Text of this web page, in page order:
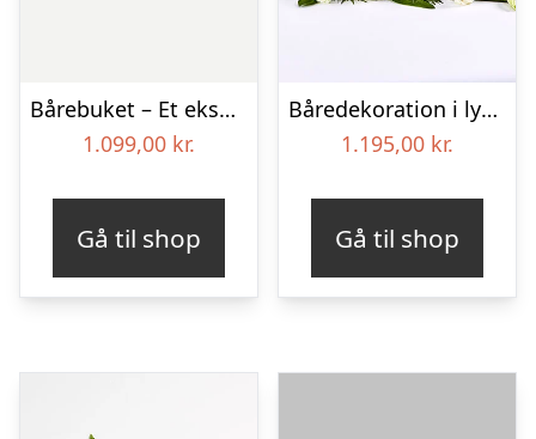
Bårebuket – Et eksklusivt farvel
1.099,00 kr.
Gå til shop
Båredekoration i lyse nuancer – Blomster til begravelse
1.195,00 kr.
Gå til shop